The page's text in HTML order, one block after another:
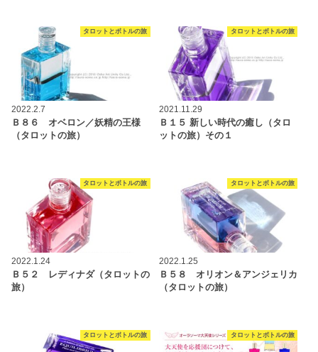
タロットとボトルの旅
2022.2.7
Ｂ８６ オベロン／妖精の王様
（タロットの旅）
タロットとボトルの旅
2021.11.29
Ｂ１５ 新しい時代の癒し（タロ
ットの旅）その１
タロットとボトルの旅
2022.1.24
Ｂ５２ レディナダ（タロットの
旅）
タロットとボトルの旅
2022.1.25
Ｂ５８ オリオン＆アンジェリカ
（タロットの旅）
タロットとボトルの旅 タロットとボトルの旅